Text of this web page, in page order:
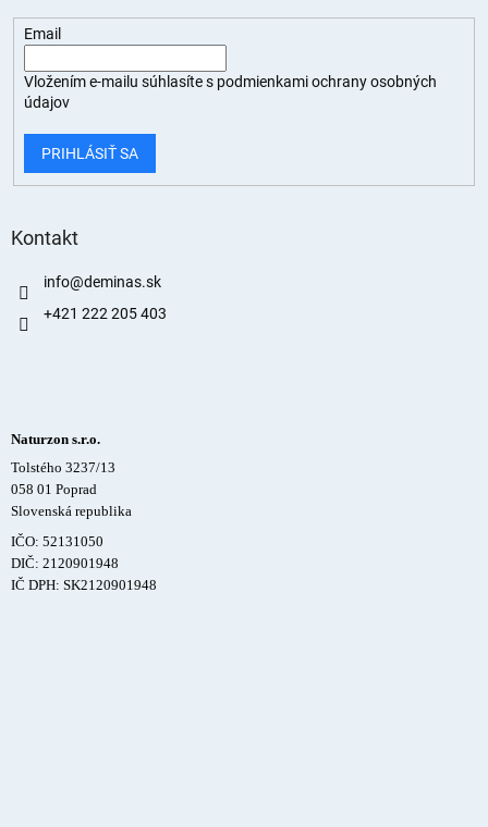
Email
Vložením e-mailu súhlasíte s podmienkami ochrany osobných
údajov
PRIHLÁSIŤ SA
Kontakt
info@deminas.sk
+421 222 205 403
Naturzon s.r.o.
Tolstého 3237/13
058 01 Poprad
Slovenská republika
IČO: 52131050
DIČ: 2120901948
IČ DPH: SK2120901948